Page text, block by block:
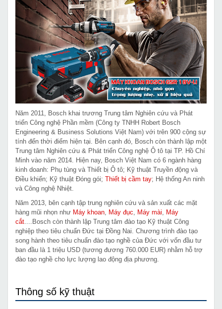
Năm 2011, Bosch khai trương Trung tâm Nghiên cứu và Phát
triển Công nghệ Phần mềm (Công ty TNHH Robert Bosch
Engineering & Business Solutions Việt Nam) với trên 900 cộng sự
tính đến thời điểm hiện tại. Bên cạnh đó, Bosch còn thành lập một
Trung tâm Nghiên cứu & Phát triển Công nghệ Ô tô tại TP. Hồ Chí
Minh vào năm 2014. Hiện nay, Bosch Việt Nam có 6 ngành hàng
kinh doanh: Phụ tùng và Thiết bị Ô tô; Kỹ thuật Truyền động và
Điều khiển; Kỹ thuật Đóng gói; Thiết bị cầm tay; Hệ thống An ninh
và Công nghệ Nhiệt.
Năm 2013, bên cạnh tập trung nghiên cứu và sản xuất các mặt
hàng mũi nhọn như Máy khoan, Máy đục, Máy mài, Máy
cắt....Bosch còn thành lập Trung tâm đào tạo Kỹ thuật Công
nghiệp theo tiêu chuẩn Đức tại Đồng Nai. Chương trình đào tạo
song hành theo tiêu chuẩn đào tạo nghề của Đức với vốn đầu tư
ban đầu là 1 triệu USD (tương đương 760.000 EUR) nhằm hỗ trợ
đào tạo nghề cho lực lượng lao động địa phương.
Thông số kỹ thuật